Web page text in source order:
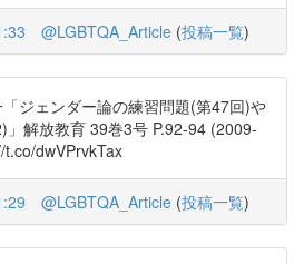
@LGBTQA_Article (投稿一覧)
「ジェンダー論の練習問題(第47回)や
」解放教育 39巻3号 P.92-94 (2009-
dwVPrvkTax
@LGBTQA_Article (投稿一覧)